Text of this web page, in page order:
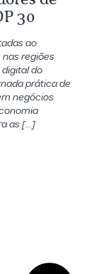
30
ao
regiões
do
prática de
negócios
as […]